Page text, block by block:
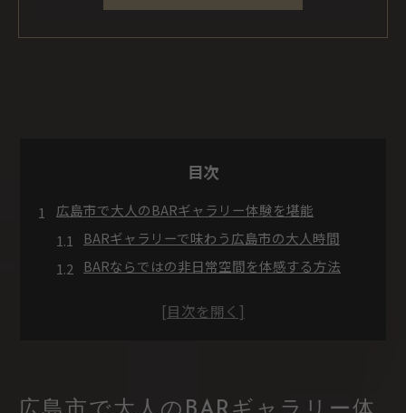
目次
広島市で大人のBARギャラリー体験を堪能
BARギャラリーで味わう広島市の大人時間
BARならではの非日常空間を体感する方法
広島市で人気のBARギャラリーの特徴とは
BARでジャズが響く心地よい夜の過ごし方